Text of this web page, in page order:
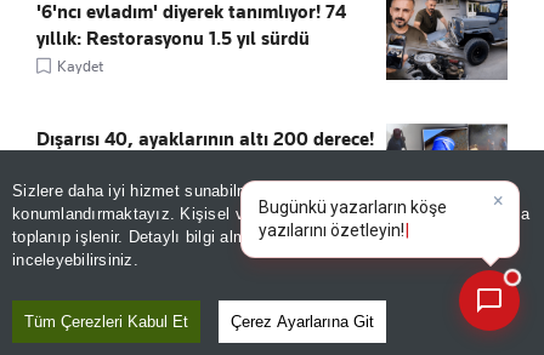
Sizlere daha iyi hizmet sunabilmek adına sitemizde
konumlandırmaktayız. Kişisel verileriniz, KVKK ve GDPR kapsamında
toplanıp işlenir. Detaylı bilgi almak içinAydınlatma Metnimizi
inceleyebilirsiniz.
Tüm Çerezleri Kabul Et Çerez Ayarlarına Git
'6'ncı evladım' diyerek tanımlıyor! 74
yıllık: Restorasyonu 1.5 yıl sürdü
Kaydet
Dışarısı 40, ayaklarının altı 200 derece!
Kaydet
ÖNE ÇIKANLAR